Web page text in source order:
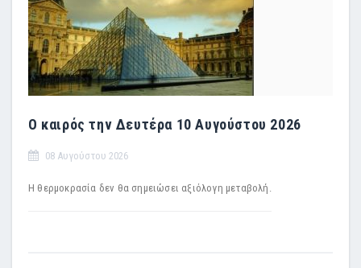
Ο καιρός την Δευτέρα 10 Αυγούστου 2026
08 Αυγούστου 2026
Η θερμοκρασία δεν θα σημειώσει αξιόλογη μεταβολή.